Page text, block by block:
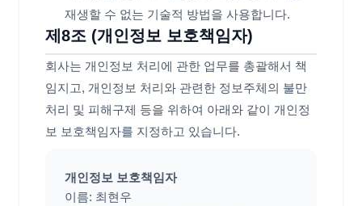
재생할 수 없는 기술적 방법을 사용합니다.
제8조 (개인정보 보호책임자)
회사는 개인정보 처리에 관한 업무를 총괄해서 책
임지고, 개인정보 처리와 관련한 정보주체의 불만
처리 및 피해구제 등을 위하여 아래와 같이 개인정
보 보호책임자를 지정하고 있습니다.
개인정보 보호책임자
이름: 최현우